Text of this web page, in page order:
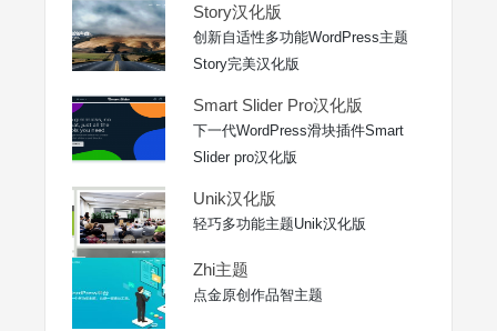
Story汉化版
创新自适性多功能WordPress主题
Story完美汉化版
Smart Slider Pro汉化版
下一代WordPress滑块插件Smart
Slider pro汉化版
Unik汉化版
轻巧多功能主题Unik汉化版
Zhi主题
点金原创作品智主题